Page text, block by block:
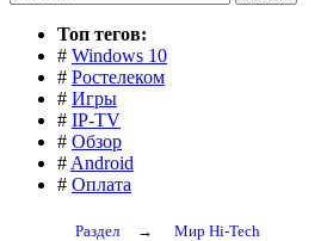
Toп тегов:
# Windows 10
# Ростелеком
# Игры
# IP-TV
# Обзор
# Android
# Оплата
Раздел → Мир Hi-Tech